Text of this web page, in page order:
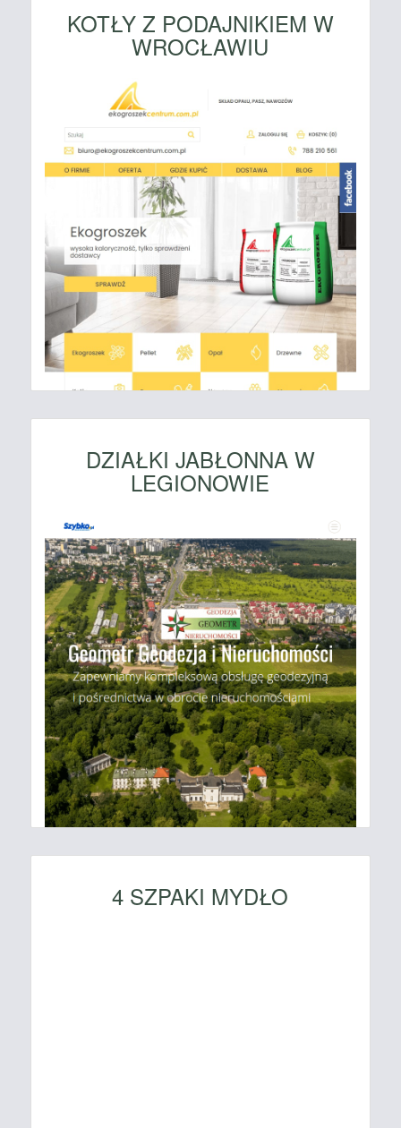
KOTŁY Z PODAJNIKIEM W
WROCŁAWIU
DZIAŁKI JABŁONNA W
LEGIONOWIE
4 SZPAKI MYDŁO